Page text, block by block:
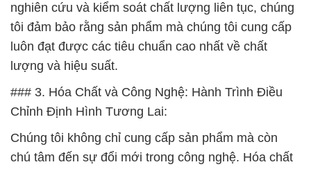
nghiên cứu và kiểm soát chất lượng liên tục, chúng
tôi đảm bảo rằng sản phẩm mà chúng tôi cung cấp
luôn đạt được các tiêu chuẩn cao nhất về chất
lượng và hiệu suất.
### 3. Hóa Chất và Công Nghệ: Hành Trình Điều
Chỉnh Định Hình Tương Lai:
Chúng tôi không chỉ cung cấp sản phẩm mà còn
chú tâm đến sự đổi mới trong công nghệ. Hóa chất